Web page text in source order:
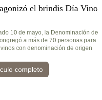
el brindis Día Vino
10 de mayo, la Denominación de
a más de 70 personas para
con denominación de origen
completo